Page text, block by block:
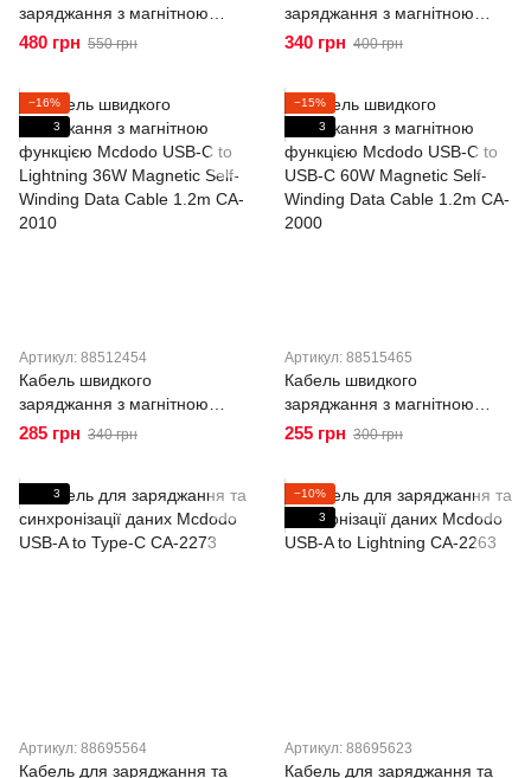
заряджання з магнітною
функцією Mcdodo USB-A to
Winding Data Cable 1.2m CA-
6000
480 грн 550 грн
заряджання з магнітною
функцією Mcdodo USB-A to
Winding Data Cable 1.2m CA-
5650
340 грн 400 грн
−16%
3
Артикул: 88512454
Кабель швидкого
заряджання з магнітною
функцією Mcdodo USB-C to
Winding Data Cable 1.2m CA-
2010
285 грн 340 грн
−15%
3
Артикул: 88515465
Кабель швидкого
заряджання з магнітною
функцією Mcdodo USB-C to
Winding Data Cable 1.2m CA-
2000
255 грн 300 грн
3
Артикул: 88695564
Кабель для заряджання та
−10%
3
Артикул: 88695623
Кабель для заряджання та